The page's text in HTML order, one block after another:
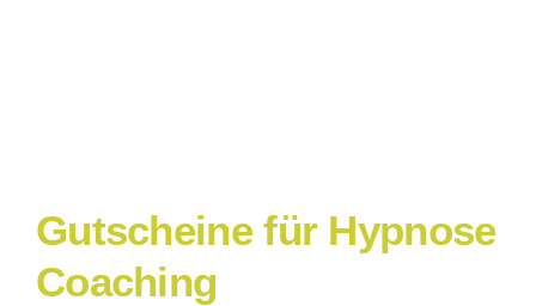
Gutscheine für Hypnose
Coaching